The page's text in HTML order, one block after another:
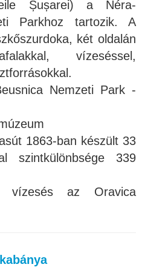
Șușarei) a Néra-
Parkhoz tartozik. A
két oldalán
vízeséssel,
Nemzeti Park -
1863-ban készült 33
szintkülönbsége 339
az Oravica